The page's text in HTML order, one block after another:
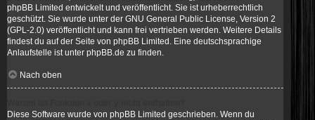
phpBB Limited entwickelt und veröffentlicht. Sie ist urheberrechtlich
geschützt. Sie wurde unter der GNU General Public License, Version 2
(GPL-2.0) veröffentlicht und kann frei vertrieben werden. Weitere Details
findest du auf der Seite von phpBB Limited . Eine deutschsprachige
Anlaufstelle ist unter phpBB.de zu finden.
Nach oben
Diese Software wurde von phpBB Limited geschrieben. Wenn du